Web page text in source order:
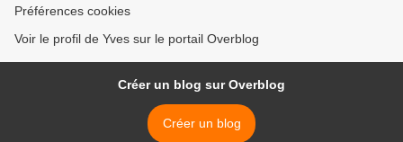
Préférences cookies
Voir le profil de Yves sur le portail Overblog
Créer un blog sur Overblog
Créer un blog